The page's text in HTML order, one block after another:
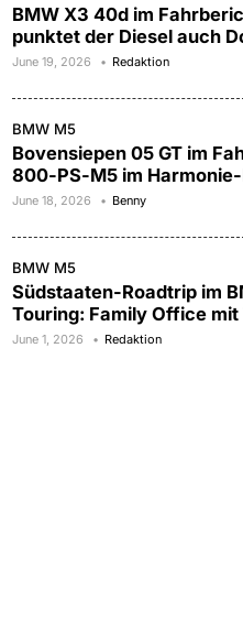
BMW X3 40d im
punktet der Diesel auch
June 19, 2026 Redaktion
BMW M5
Bovensiepen 05 GT im
800-PS-M5 im
June 18, 2026 Benny
BMW M5
Südstaaten-Roadtrip im
Touring: Family Office mit
June 1, 2026 Redaktion